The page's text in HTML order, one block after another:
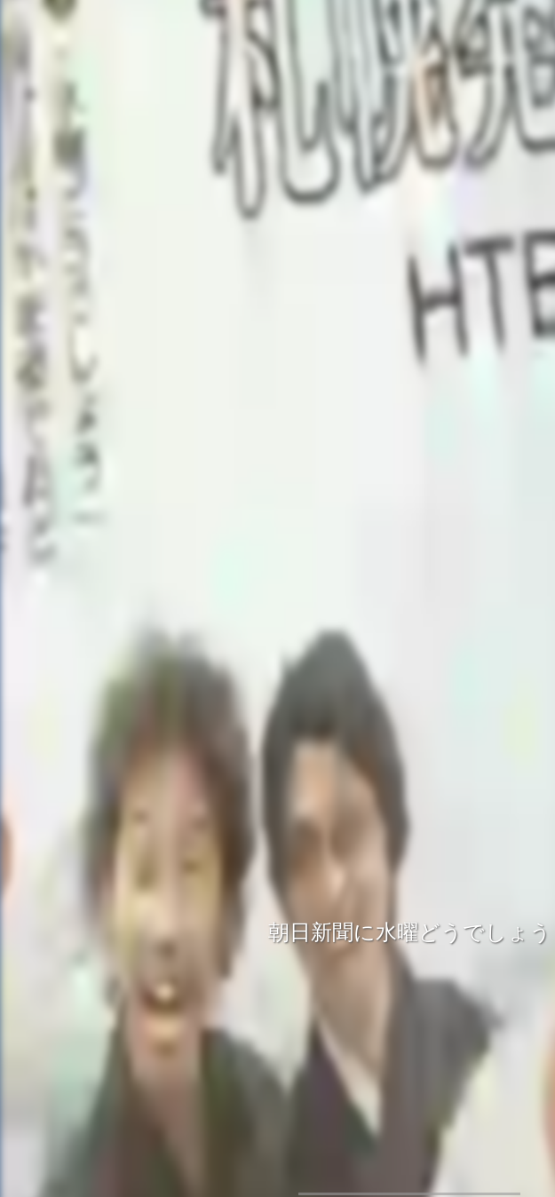
朝日新聞に水曜どうでしょう